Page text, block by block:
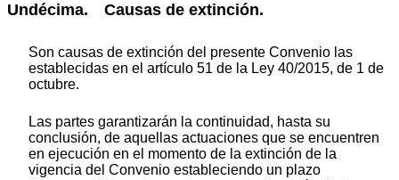
Undécima. Causas de extinción.
Son causas de extinción del presente Convenio las
establecidas en el artículo 51 de la Ley 40/2015, de 1 de
octubre.
Las partes garantizarán la continuidad, hasta su
conclusión, de aquellas actuaciones que se encuentren
en ejecución en el momento de la extinción de la
vigencia del Convenio estableciendo un plazo